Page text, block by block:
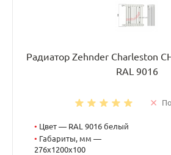
Радиатор Zehnder Charleston
RAL 9016
• Цвет — RAL 9016 белый
• Габариты, мм —
276x1200x100